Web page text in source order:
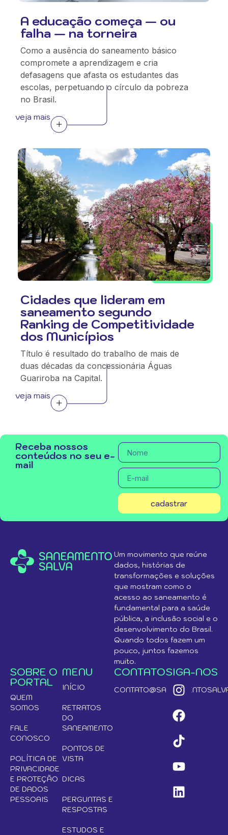
A educação começa — ou
falha — na torneira
Como a ausência do saneamento básico
compromete a aprendizagem e cria
defasagens que afasta os estudantes das
escolas, perpetuando o círculo da pobreza
no Brasil.
veja mais
Cidades que lideram em
saneamento segundo
Ranking de Competitividade
dos Municípios
Título é resultado do trabalho de mais de
duas décadas da concessionária Águas
Guariroba na Capital.
veja mais
Receba nossos
conteúdos no seu e-
mail
cadastrar
Um movimento que reúne
dados, histórias de
transformações e soluções
que mostram como o
acesso ao saneamento é
fundamental para a saúde
pública, a inclusão social e o
desenvolvimento do Brasil.
Quando todos fazem um
pouco, juntos fazemos
muito.
SOBRE O
PORTAL
QUEM
SOMOS
FALE
CONOSCO
POLÍTICA DE
PRIVACIDADE
E PROTEÇÃO
DE DADOS
PESSOAIS
MENU
INÍCIO
RETRATOS
DO
SANEAMENTO
PONTOS DE
VISTA
DICAS
PERGUNTAS E
RESPOSTAS
ESTUDOS E
CONTATOSIGA-NOS